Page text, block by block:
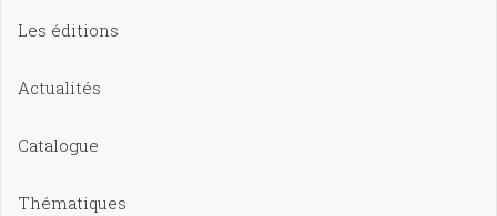
Les éditions
Actualités
Catalogue
Thématiques